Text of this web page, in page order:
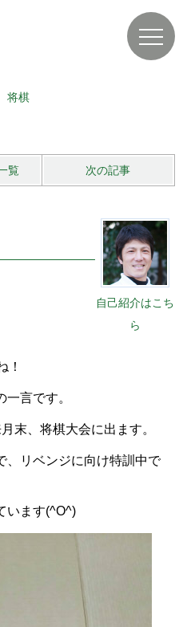
将棋
覧 次の記事
自己紹介はこち
ら
！
言です。
末、将棋大会に出ます。
、リベンジに向け特訓中で
います(^O^)